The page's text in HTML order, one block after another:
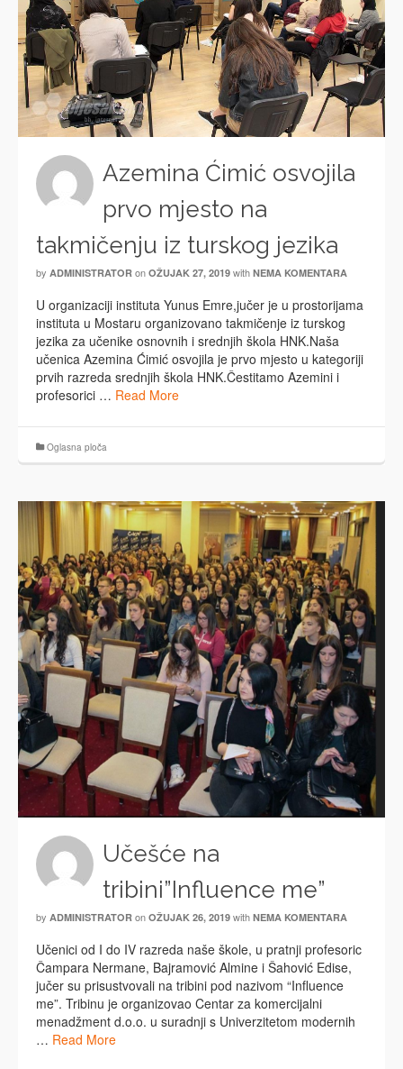
Azemina Ćimić osvojila
prvo mjesto na
takmičenju iz turskog jezika
by ADMINISTRATOR on OŽUJAK 27, 2019 with NEMA KOMENTARA
U organizaciji instituta Yunus Emre,jučer je u prostorijama
instituta u Mostaru organizovano takmičenje iz turskog
jezika za učenike osnovnih i srednjih škola HNK.Naša
učenica Azemina Ćimić osvojila je prvo mjesto u kategoriji
prvih razreda srednjih škola HNK.Čestitamo Azemini i
profesorici … Read More
Oglasna ploča
Učešće na
tribini”Influence me”
by ADMINISTRATOR on OŽUJAK 26, 2019 with NEMA KOMENTARA
Učenici od I do IV razreda naše škole, u pratnji profesoric
Čampara Nermane, Bajramović Almine i Šahović Edise,
jučer su prisustvovali na tribini pod nazivom “Influence
me”. Tribinu je organizovao Centar za komercijalni
menadžment d.o.o. u suradnji s Univerzitetom modernih
… Read More